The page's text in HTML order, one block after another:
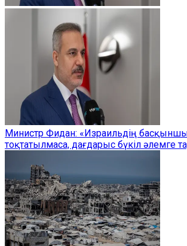
Министр Фидан: «Израильдің
тоқтатылмаса, дағдарыс бүкіл әлемге